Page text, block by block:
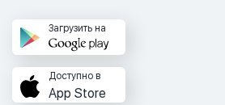
Загрузить на
Доступно в
App Store